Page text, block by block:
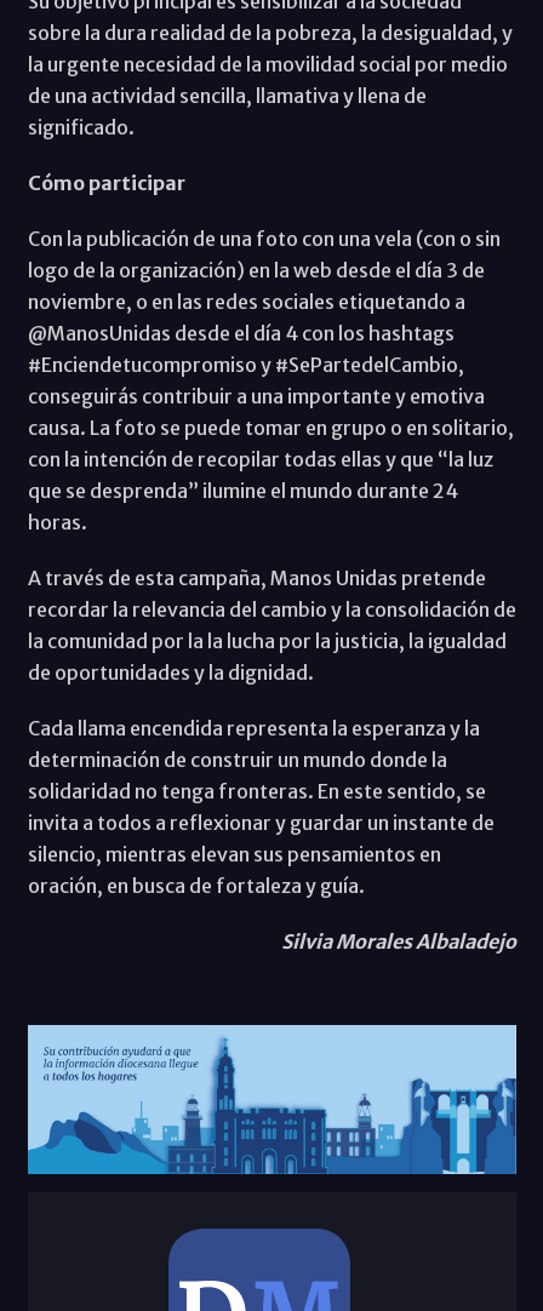
sobre la dura realidad de la pobreza, la desigualdad, y
la urgente necesidad de la movilidad social por medio
de una actividad sencilla, llamativa y llena de
significado.
Cómo participar
Con la publicación de una foto con una vela (con o sin
logo de la organización) en la web desde el día 3 de
noviembre, o en las redes sociales etiquetando a
@ManosUnidas desde el día 4 con los hashtags
#Enciendetucompromiso y #SePartedelCambio,
conseguirás contribuir a una importante y emotiva
causa. La foto se puede tomar en grupo o en solitario,
con la intención de recopilar todas ellas y que “la luz
que se desprenda” ilumine el mundo durante 24
horas.
A través de esta campaña, Manos Unidas pretende
recordar la relevancia del cambio y la consolidación de
la comunidad por la la lucha por la justicia, la igualdad
de oportunidades y la dignidad.
Cada llama encendida representa la esperanza y la
determinación de construir un mundo donde la
solidaridad no tenga fronteras. En este sentido, se
invita a todos a reflexionar y guardar un instante de
silencio, mientras elevan sus pensamientos en
oración, en busca de fortaleza y guía.
Silvia Morales Albaladejo